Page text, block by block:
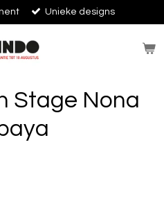
Unieke designs
Stage Nona